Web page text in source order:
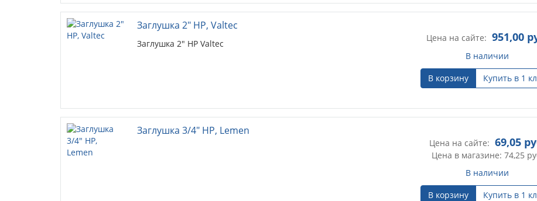
Заглушка 2" НР, Valtec
Заглушка 2" НР Valtec
Цена на сайте: 951,00
В наличии
В корзину
Купить в 1
Заглушка 3/4" НР, Lemen
Цена на сайте: 69,05
Цена в магазине: 74,25
В наличии
В корзину
Купить в 1